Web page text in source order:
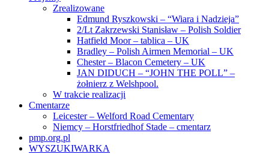
Zrealizowane
Edmund Ryszkowski – “Wiara i Nadzieja”
2/Lt Zakrzewski Stanisław – Polish Soldier
Hatfield Moor – tablica – UK
Bradley – Polish Airmen Memorial – UK
Chester – Blacon Cemetery – UK
JAN DIDUCH – “JOHN THE POLL” –
żołnierz z Welshpool.
W trakcie realizacji
Cmentarze
Leicester – Welford Road Cementary
Niemcy – Horstfriedhof Stade – cmentarz
pmp.org.pl
WYSZUKIWARKA